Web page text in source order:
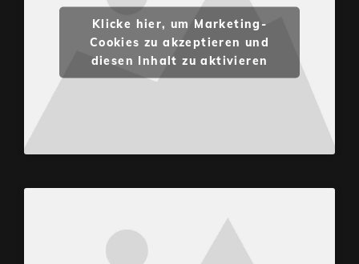
Klicke hier, um Marketing-
Cookies zu akzeptieren und
diesen Inhalt zu aktivieren